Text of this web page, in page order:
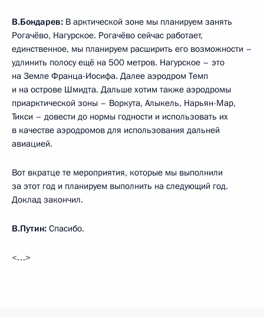
В.Бондарев: В арктической зоне мы планируем занять
Рогачёво, Нагурское. Рогачёво сейчас работает,
единственное, мы планируем расширить его возможности –
удлинить полосу ещё на 500 метров. Нагурское – это
на Земле Франца-Иосифа. Далее аэродром Темп
и на острове Шмидта. Дальше хотим также аэродромы
приарктической зоны – Воркута, Алыкель, Нарьян-Мар,
Тикси – довести до нормы годности и использовать их
в качестве аэродромов для использования дальней
авиацией.
Вот вкратце те мероприятия, которые мы выполнили
за этот год и планируем выполнить на следующий год.
Доклад закончил.
В.Путин: Спасибо.
<…>